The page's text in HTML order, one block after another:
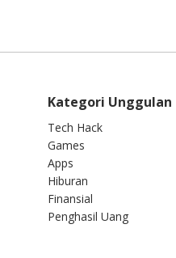
Kategori Unggulan
Tech Hack
Games
Apps
Hiburan
Finansial
Penghasil Uang